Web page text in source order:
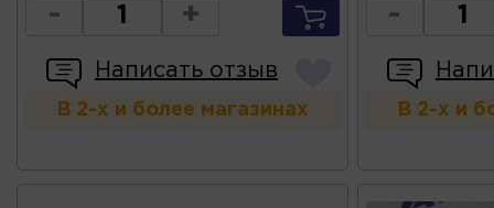
- +
Написать отзыв
В 2-х и более магазинах
-
В 2-х и